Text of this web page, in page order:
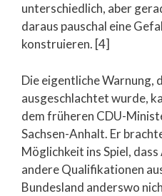
unterschiedlich, aber
daraus pauschal eine
konstruieren. [4]
Die eigentliche Warnung,
ausgeschlachtet wurde,
dem früheren CDU-
Sachsen-Anhalt. Er
Möglichkeit ins Spiel,
andere Qualifikationen
Bundesland anderswo